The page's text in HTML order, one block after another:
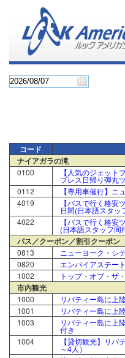
コード
ナイアガラの滝
0100 【人気のジェッ
プレス日帰り弾丸
0112
【専用車催行】
4019
【バスで行く格
日間(日本語スタッ
4022
【バスで行く格
(日本語スタッフ同
パス／クーポン／割引クーポン
0813
ニューヨーク・シ
0820
エンパイアステー
1002
トップ・オブ・ザ
市内観光
1000
リバティー島に上
1001
リバティー島に上
1003
リバティー島に上
付き
1004
【貸切観光】リ
～4人）